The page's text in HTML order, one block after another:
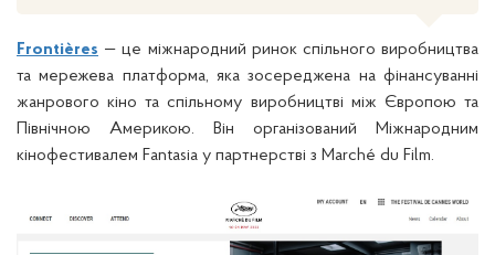
Frontières — це міжнародний ринок спільного виробництва
та мережева платформа, яка зосереджена на фінансуванні
жанрового кіно та спільному виробництві між Європою та
Північною Америкою. Він організований Міжнародним
кінофестивалем Fantasia у партнерстві з Marché du Film.